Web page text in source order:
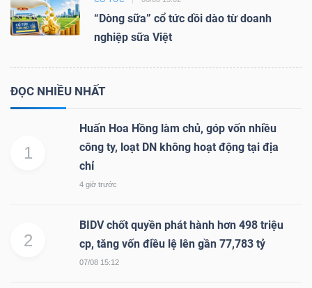
“Dòng sữa” cổ tức dồi dào từ doanh
nghiệp sữa Việt
ĐỌC NHIỀU NHẤT
1
Huấn Hoa Hồng làm chủ, góp vốn nhiều
công ty, loạt DN không hoạt động tại địa
chỉ
4 giờ trước
2
BIDV chốt quyền phát hành hơn 498 triệu
cp, tăng vốn điều lệ lên gần 77,783 tỷ
07/08 15:12